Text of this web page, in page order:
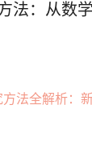
法：从数